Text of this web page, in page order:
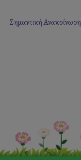
Σημαντική Ανακοίνωση